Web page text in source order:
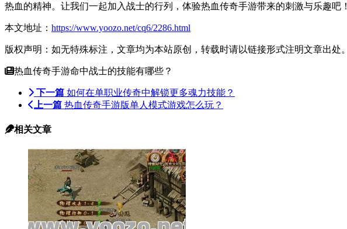
热血的精神。让我们一起加入战士的行列，体验热血传奇手游带来的刺激与乐趣吧！
本文地址： https://www.yoozo.net/cq6/2286.html
版权声明：如无特殊标注，文章均为本站原创，转载时请以链接形式注明文章出处。
热血传奇手游命中战士的技能有哪些？
下一篇 如何在单职业传奇中解锁更多魂力技能？
上一篇 热血传奇手游版单人模式游戏怎么玩？
相关文章